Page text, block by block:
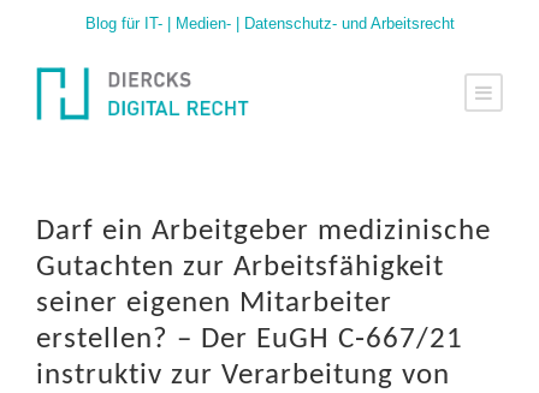
Blog für IT- | Medien- | Datenschutz- und Arbeitsrecht
Darf ein Arbeitgeber medizinische
Gutachten zur Arbeitsfähigkeit
seiner eigenen Mitarbeiter
erstellen? – Der EuGH C‑667/21
instruktiv zur Verarbeitung von